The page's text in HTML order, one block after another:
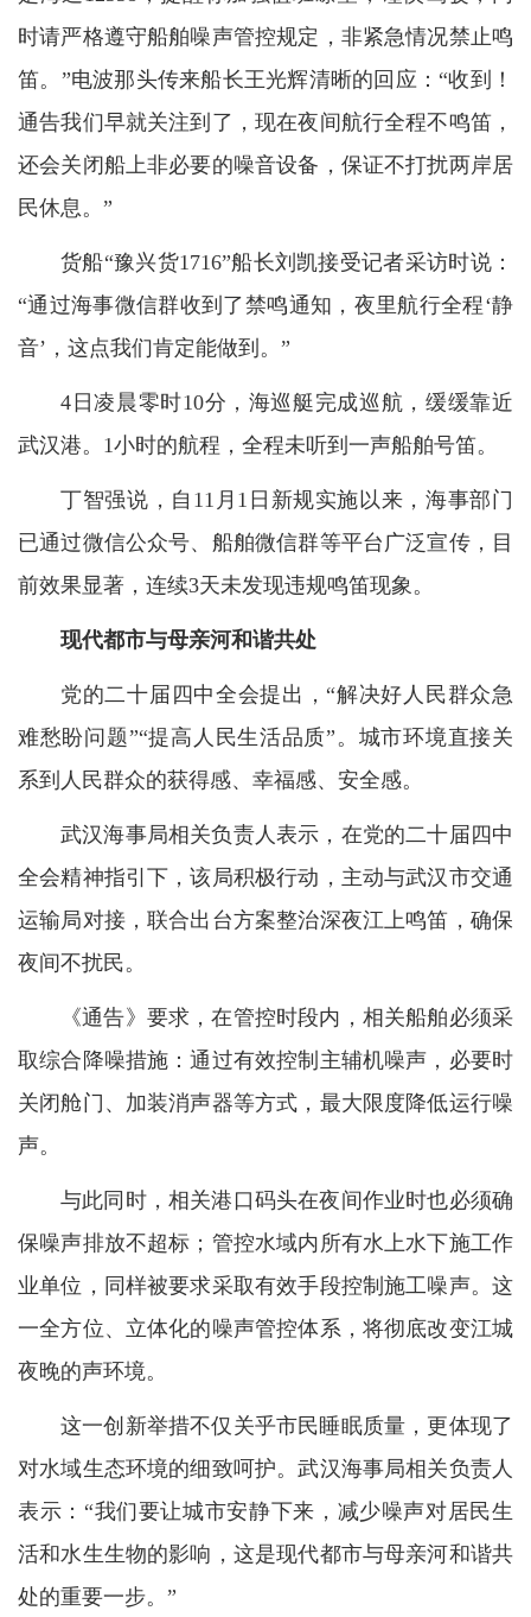
时请严格遵守船舶噪声管控规定，非紧急情况禁止鸣
笛。”电波那头传来船长王光辉清晰的回应：“收到！
通告我们早就关注到了，现在夜间航行全程不鸣笛，
还会关闭船上非必要的噪音设备，保证不打扰两岸居
民休息。”
货船“豫兴货1716”船长刘凯接受记者采访时说：
“通过海事微信群收到了禁鸣通知，夜里航行全程‘静
音’，这点我们肯定能做到。”
4日凌晨零时10分，海巡艇完成巡航，缓缓靠近
武汉港。1小时的航程，全程未听到一声船舶号笛。
丁智强说，自11月1日新规实施以来，海事部门
已通过微信公众号、船舶微信群等平台广泛宣传，目
前效果显著，连续3天未发现违规鸣笛现象。
现代都市与母亲河和谐共处
党的二十届四中全会提出，“解决好人民群众急
难愁盼问题”“提高人民生活品质”。城市环境直接关
系到人民群众的获得感、幸福感、安全感。
武汉海事局相关负责人表示，在党的二十届四中
全会精神指引下，该局积极行动，主动与武汉市交通
运输局对接，联合出台方案整治深夜江上鸣笛，确保
夜间不扰民。
《通告》要求，在管控时段内，相关船舶必须采
取综合降噪措施：通过有效控制主辅机噪声，必要时
关闭舱门、加装消声器等方式，最大限度降低运行噪
声。
与此同时，相关港口码头在夜间作业时也必须确
保噪声排放不超标；管控水域内所有水上水下施工作
业单位，同样被要求采取有效手段控制施工噪声。这
一全方位、立体化的噪声管控体系，将彻底改变江城
夜晚的声环境。
这一创新举措不仅关乎市民睡眠质量，更体现了
对水域生态环境的细致呵护。武汉海事局相关负责人
表示：“我们要让城市安静下来，减少噪声对居民生
活和水生生物的影响，这是现代都市与母亲河和谐共
处的重要一步。”